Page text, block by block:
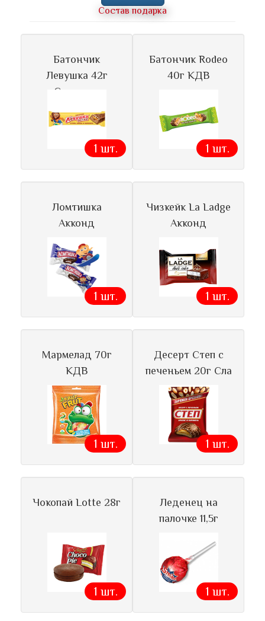
Состав подарка
Батончик
Левушка 42г
Славянка
1 шт.
Батончик Rodeo
40г КДВ
1 шт.
Ломтишка
Акконд
1 шт.
Чизкейк La Ladge
Акконд
1 шт.
Мармелад 70г
КДВ
1 шт.
Десерт Степ с
печеньем 20г Сла
1 шт.
Чокопай Lotte 28г
1 шт.
Леденец на
палочке 11,5г
1 шт.